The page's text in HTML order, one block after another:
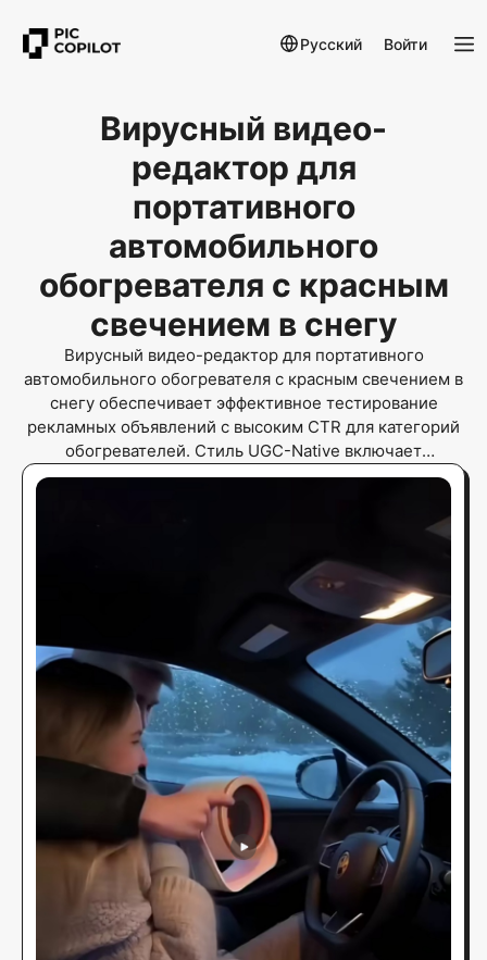
Русский Войти
Вирусный видео-
редактор для
портативного
автомобильного
обогревателя с красным
свечением в снегу
Вирусный видео-редактор для портативного
автомобильного обогревателя с красным свечением в
снегу обеспечивает эффективное тестирование
рекламных объявлений с высоким CTR для категорий
обогревателей. Стиль UGC-Native включает
демонстрацию реальным пользователем активации
автомобиле. Эта аутентичная зимняя ситуация решает
реальное решение проблемы.